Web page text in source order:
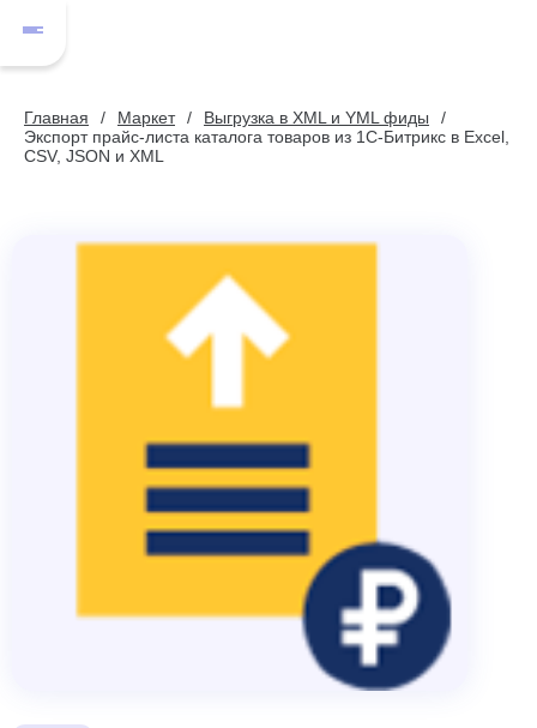
Главная Маркет
Выгрузка в XML и YML фиды
Экспорт прайс-листа каталога товаров из 1С-Битрикс в Excel,
CSV, JSON и XML